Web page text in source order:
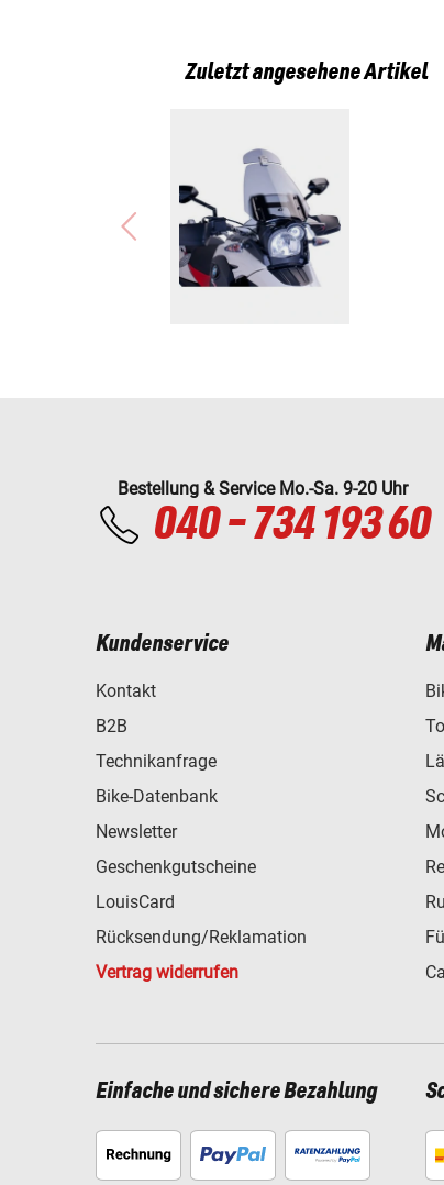
Zuletzt angesehene Artikel
Bestellung & Service Mo.-Sa. 9-20 Uhr
040 - 734 193 60
Kundenservice
Kontakt
B2B
Technikanfrage
Bike-Datenbank
Newsletter
Geschenkgutscheine
LouisCard
Rücksendung/Reklamation
Vertrag widerrufen
Einfache und sichere Bezahlung